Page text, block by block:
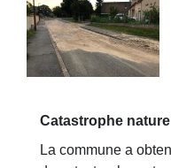
Catastrophe
La commune a